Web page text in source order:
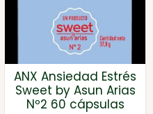
ANX Ansiedad Estrés
Sweet by Asun Arias
Nº2 60 cápsulas